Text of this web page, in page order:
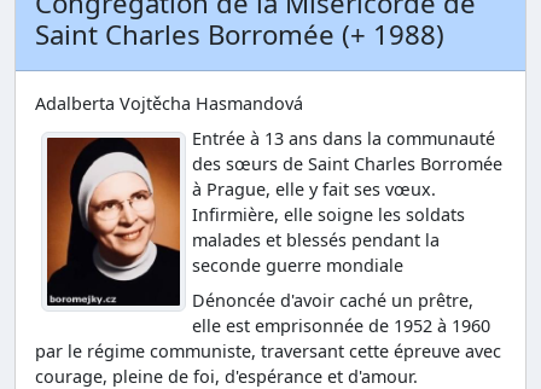
Saint Charles Borromée (+ 1988)
Adalberta Vojtěcha Hasmandová
Entrée à 13 ans dans la communauté
des sœurs de Saint Charles Borromée
à Prague, elle y fait ses vœux.
Infirmière, elle soigne les soldats
malades et blessés pendant la
seconde guerre mondiale
Dénoncée d'avoir caché un prêtre,
elle est emprisonnée de 1952 à 1960
par le régime communiste, traversant cette épreuve avec
courage, pleine de foi, d'espérance et d'amour.